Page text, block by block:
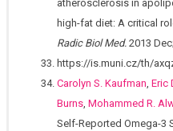
atherosclerosis in
high-fat diet: A critical
Radic Biol Med. 2013
https://is.muni.cz/th/
Carolyn S. Kaufman, Eric
Burns, Mohammed R.
Self-Reported Omega-3